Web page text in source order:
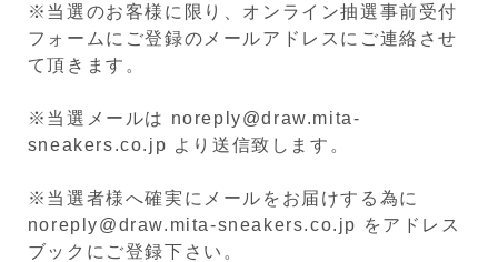
※当選のお客様に限り、オンライン抽選事前受付
フォームにご登録のメールアドレスにご連絡させ
て頂きます。
※当選メールは noreply@draw.mita-
sneakers.co.jp より送信致します。
※当選者様へ確実にメールをお届けする為に
noreply@draw.mita-sneakers.co.jp をアドレス
ブックにご登録下さい。